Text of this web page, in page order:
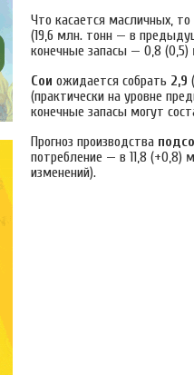
Что касается масличных, то
(19,6 млн. тонн — в
конечные запасы — 0,8 (0,5)
Сои ожидается собрать 2,9
(практически на уровне
конечные запасы могут
Прогноз производства
потребление — в 11,8 (+0,8)
изменений).